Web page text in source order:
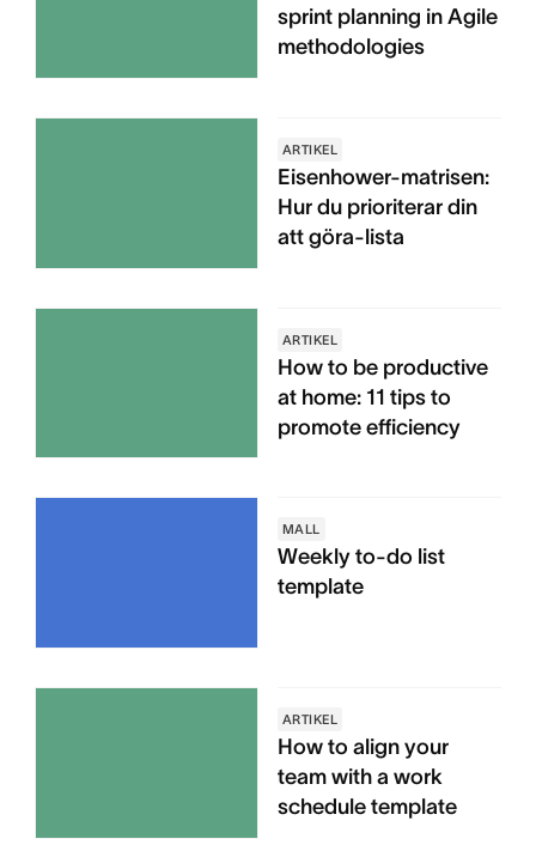
sprint planning in Agile
methodologies
ARTIKEL
Eisenhower-matrisen:
Hur du prioriterar din
att göra-lista
ARTIKEL
How to be productive
at home: 11 tips to
promote efficiency
MALL
Weekly to-do list
template
ARTIKEL
How to align your
team with a work
schedule template